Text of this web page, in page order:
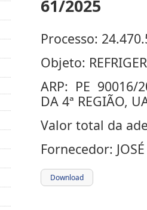
Processo:
Objeto:
ARP: PE 90016/
DA 4ª REGIÃO,
Valor total da
Fornecedor:
Download